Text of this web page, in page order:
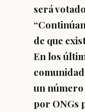
será
de que
En los
un
por ONGs